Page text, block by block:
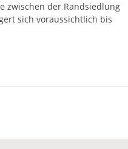
zwischen der Randsiedlung
sich voraussichtlich bis